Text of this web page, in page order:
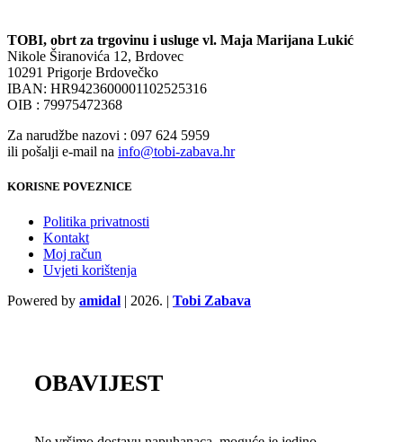
TOBI, obrt za trgovinu i usluge vl. Maja Marijana Lukić
Nikole Širanovića 12, Brdovec
10291 Prigorje Brdovečko
IBAN: HR9423600001102525316
OIB : 79975472368
Za narudžbe nazovi : 097 624 5959
ili pošalji e-mail na info@tobi-zabava.hr
KORISNE POVEZNICE
Politika privatnosti
Kontakt
Moj račun
Uvjeti korištenja
Powered by amidal | 2026. | Tobi Zabava
OBAVIJEST